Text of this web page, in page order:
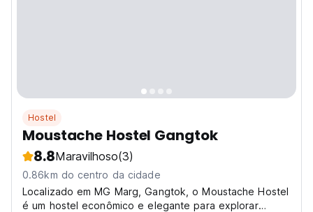
Hostel
Moustache Hostel Gangtok
8.8Maravilhoso(3)
0.86km do centro da cidade
Localizado em MG Marg, Gangtok, o Moustache Hostel
é um hostel econômico e elegante para explorar